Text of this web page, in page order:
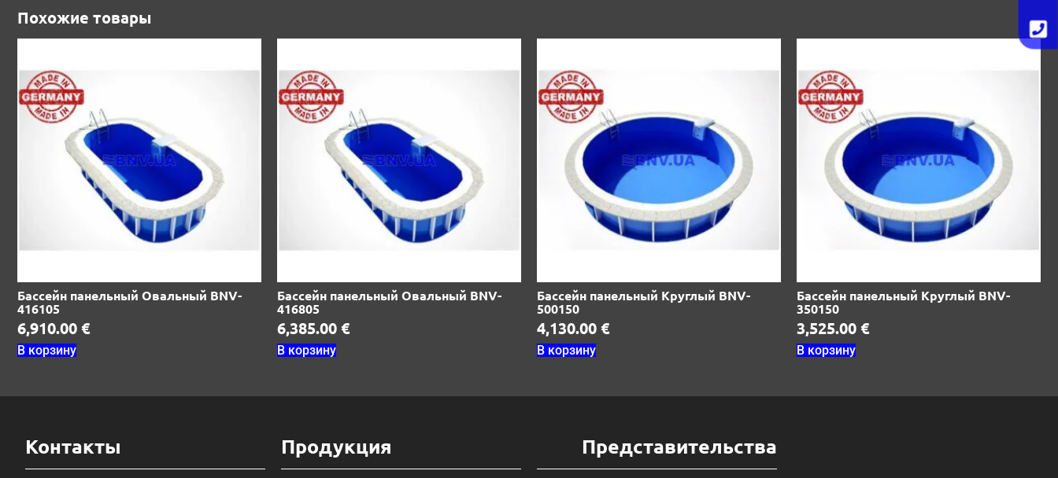
Похожие товары
Бассейн панельный Овальный BNV-
416105
6,910.00 €
В корзину
Бассейн панельный Овальный BNV-
416805
6,385.00 €
В корзину
Бассейн панельный Круглый BNV-
500150
4,130.00 €
В корзину
Бассейн панельный Круглый BNV-
350150
3,525.00 €
В корзину
Контакты Продукция Представительства